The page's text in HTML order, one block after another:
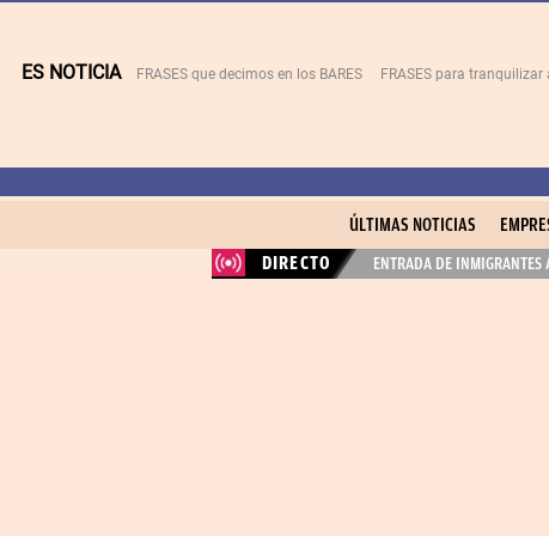
ES NOTICIA FRASES que decimos en los BARES FRASES para tranquilizar
ÚLTIMAS NOTICIAS
DIRECTO
ENTRADA DE INMIGRANTES